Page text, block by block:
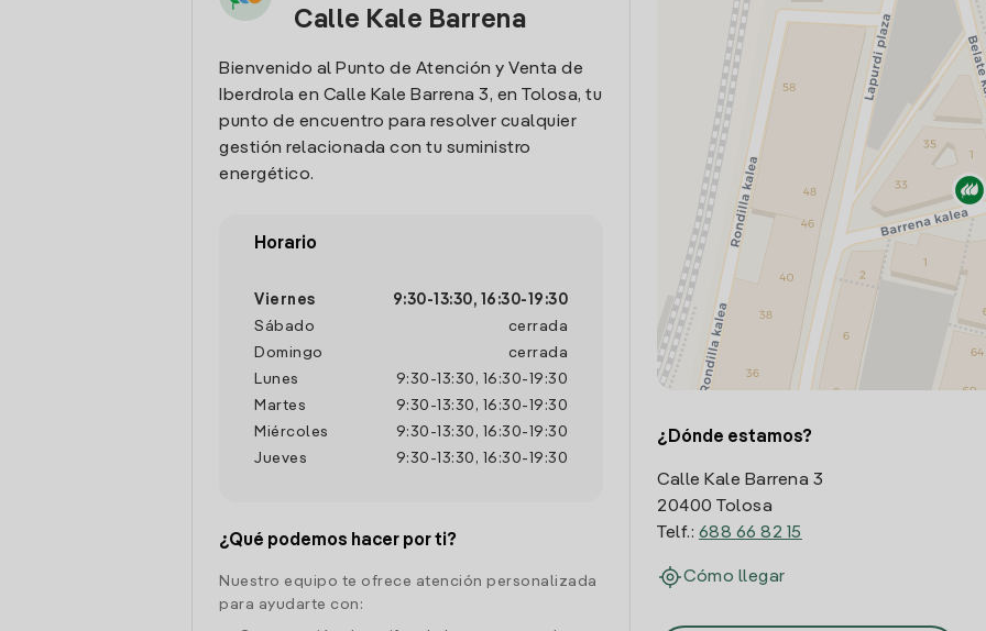
Calle Kale Barrena
Bienvenido al Punto de Atención y Venta de
Iberdrola en Calle Kale Barrena 3, en Tolosa, tu
punto de encuentro para resolver cualquier
gestión relacionada con tu suministro
energético.
Horario
Viernes 9:30- 13:30, 16:30- 19:30
Sábado
cerrada
Domingo
cerrada
Lunes
9:30 - 13:30 , 16:30- 19:30
Martes
9:30 - 13:30 , 16:30- 19:30
Miércoles
9:30 - 13:30 , 16:30- 19:30
Jueves
9:30 - 13:30 , 16:30- 19:30
¿Qué podemos hacer por ti?
Nuestro equipo te ofrece atención personalizada
para ayudarte con:
¿Dónde estamos?
Calle Kale Barrena 3
20400 Tolosa
Telf.: 688 66 82 15
Cómo llegar